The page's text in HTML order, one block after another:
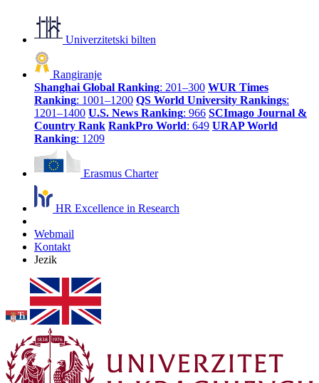
Univerzitetski bilten
Rangiranje
Shanghai Global Ranking: 201–300 WUR Times
Ranking: 1001–1200 QS World University Rankings:
1201–1400 U.S. News Ranking: 966 SCImago Journal &
Country Rank RankPro World: 649 URAP World
Ranking: 1209
Erasmus Charter
HR Excellence in Research
Webmail
Kontakt
Jezik